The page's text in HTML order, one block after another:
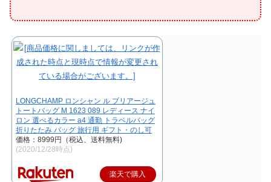
LONGCHAMP ロンシャン ル プリアージュ
トートバッグ M 1623 089 レディース ナイ
ロン 選べるカラー a4 通勤 トラベルバッグ
折りたたみ バッグ 旅行用 ギフト・のし可
価格：8999円（税込、送料無料)
(2020/12/28時点)
楽天で購入